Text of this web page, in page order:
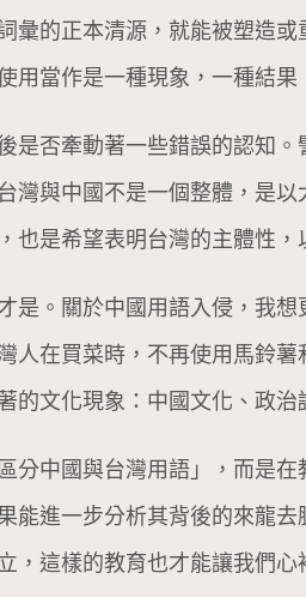
彙的正本清源，就能被塑造
用當作是一種現象，一種結果
是否牽動著一些錯誤的認知
灣與中國不是一個整體，是
也是希望表明台灣的主體性
是。關於中國用語入侵，我
人在買菜時，不再使用馬鈴
的文化現象：中國文化、政
分中國與台灣用語」，而是
能進一步分析其背後的來龍
，這樣的教育也才能讓我們